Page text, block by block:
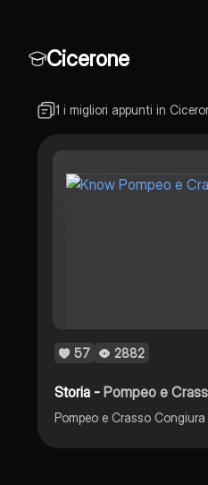
Cicerone
1 i migliori appunti in
57 2882
Storia -Pompeo e
Pompeo e Crasso